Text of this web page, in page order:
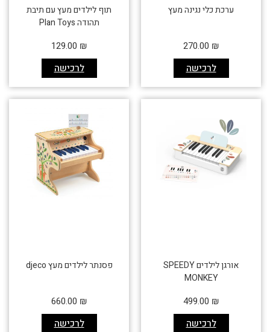
ערכת כלי נגינה מעץ
לרכישה
270.00 ₪
תוף לילדים מעץ עם תיבת
תהודה Plan Toys
לרכישה
129.00 ₪
אורגן לילדים SPEEDY
MONKEY
לרכישה
499.00 ₪
פסנתר לילדים מעץ djeco
לרכישה
660.00 ₪